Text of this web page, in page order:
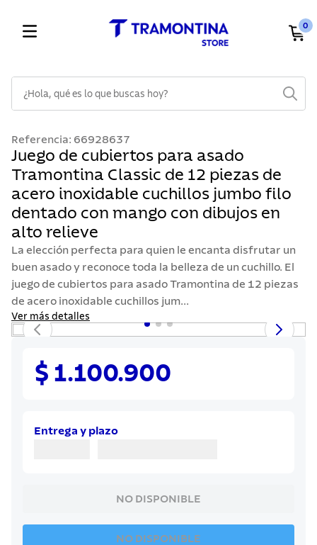
0
Referencia: 66928637
Juego de cubiertos para asado
Tramontina Classic de 12 piezas de
acero inoxidable cuchillos jumbo filo
dentado con mango con dibujos en
alto relieve
La elección perfecta para quien le encanta disfrutar un
buen asado y reconoce toda la belleza de un cuchillo. El
juego de cubiertos para asado Tramontina de 12 piezas
de acero inoxidable cuchillos jum...
Ver más detalles
$ 1.100.900
Entrega y plazo
NO DISPONIBLE
NO DISPONIBLE
1 .
cuchillos
2.
cubiertos
3.
sarten
4.
ollas
5.
lavaplatos
6.
acero inoxidable
7.
sartenes
8.
cuchillo
10. olla